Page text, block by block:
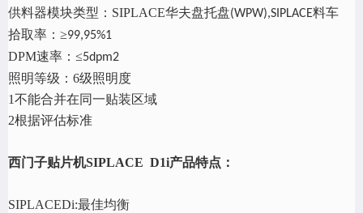
供料器模块类型： SIPLACE华夫盘托盘(WPW),SIPLACE料车
拾取率： ≥99,95%1
DPM速率：≤5dpm2
照明等级： 6级照明度
1不能合并在同一贴装区域
2根据评估标准
西门子贴片机SIPLACE D1i产品特点：
SIPLACEDi:最佳均衡